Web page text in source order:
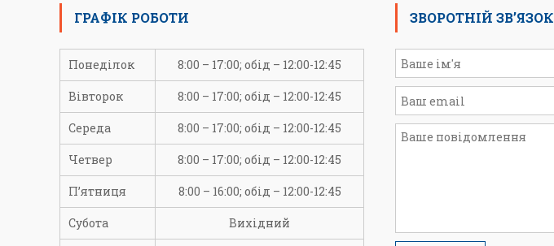
ГРАФІК РОБОТИ
Понеділок 8:00 – 17:00; обід – 12:00-12:45
Вівторок 8:00 – 17:00; обід – 12:00-12:45
Середа 8:00 – 17:00; обід – 12:00-12:45
Четвер 8:00 – 17:00; обід – 12:00-12:45
П’ятниця 8:00 – 16:00; обід – 12:00-12:45
Субота Вихідний
ЗВОРОТНІЙ ЗВ’ЯЗОК